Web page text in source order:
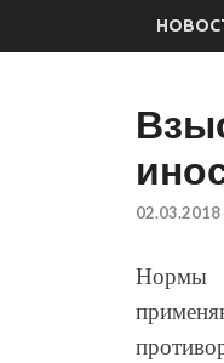
02.03.2018
Нормы